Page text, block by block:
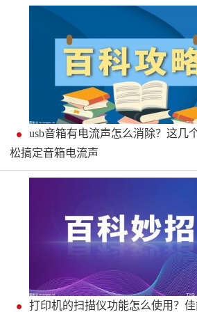
usb音箱有电流声怎么消除？这几
松搞定音箱电流声
打印机的扫描仪功能怎么使用？